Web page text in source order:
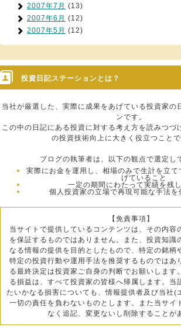
2007年7月 (13)
2007年6月 (12)
2007年5月 (12)
投資日記ステーションとは？
当社が厳選した、実際に成果をあげている投資家の
ンです。
この中の日記にある投資に対する考え方を読みつづ
の投資技術向上に大きく役立つことで
ブログの執筆者は、以下の観点で選定し
実際にお金を運用し、相場のみで生計を立
げていること
一定の期間にわたって実績を残
個人投資家の立場で再現可能な手法を
【免責事項】
当サイトで提供しているコンテンツは、その内容
を保証するものではありません。また、投資知識
なる情報の提供を目的としたもので、特定の銘柄
特定の投資行動や運用手法を推奨するものではあ
る最終決定は投資家ご自身の判断でお願いします
る損益は、すべて投資家の皆様へ帰属します。当
たいかなる損害についても、情報提供者及び当社(
一切の責任を負わないものとします。また当サイ
なく追記、変更ないし削除することが